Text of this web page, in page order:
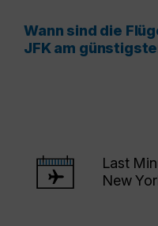
Wann sind die
JFK am
Last
New